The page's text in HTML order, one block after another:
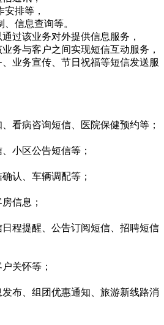
排等，
信息查询等。
过该业务对外提供信息服务，
务与客户之间实现短信互动服务，
业务宣传、节日祝福等短信发送服
看病咨询短信、医院保健预约等；
小区公告短信等；
认、车辆调配等；
信息；
程提醒、公告订阅短信、招聘短信
关怀等；
布、组团优惠通知、旅游新线路消